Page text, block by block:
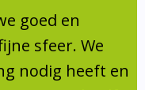
(AC)
(MR)
goed en
sfeer. We
nodig heeft en